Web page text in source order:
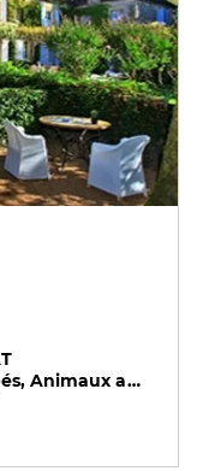
Fine
Accès handicapés, Animaux acceptés, Charme, Minibar, Piscine, Restaurant sélectionné par G&M